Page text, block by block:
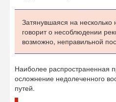
Затянувшаяся на
говорит о несоблюдении
возможно, неправильной
Наиболее распространенная
осложнение недолеченного
путей.